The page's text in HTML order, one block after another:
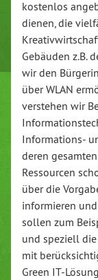
kostenlos
dienen, die
Gebäuden z.B.
wir den
über WLAN
verstehen wir
Informations-
deren
Ressourcen
über die
informieren
sollen zum
und speziell
mit
Green IT-